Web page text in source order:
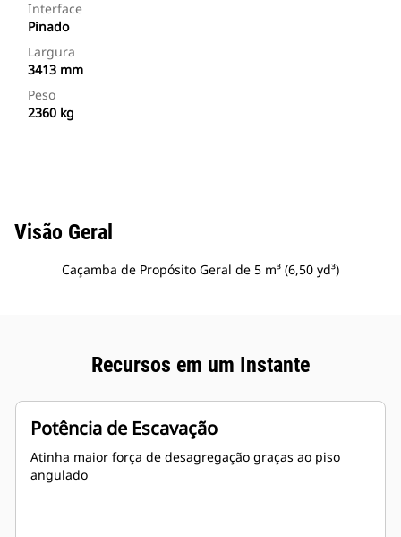
Interface
Pinado
Largura
3413 mm
Peso
2360 kg
Visão Geral
Caçamba de Propósito Geral de 5 m³ (6,50 yd³)
Recursos em um Instante
Potência de Escavação
Atinha maior força de desagregação graças ao piso
angulado